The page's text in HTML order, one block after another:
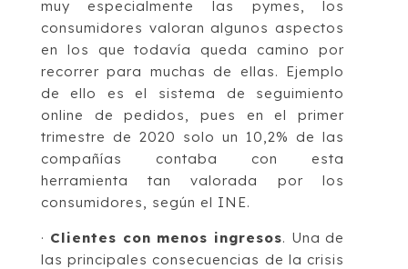
muy especialmente las pymes, los
consumidores valoran algunos aspectos
en los que todavía queda camino por
recorrer para muchas de ellas. Ejemplo
de ello es el sistema de seguimiento
online de pedidos, pues en el primer
trimestre de 2020 solo un 10,2% de las
compañías contaba con esta
herramienta tan valorada por los
consumidores, según el INE.
· Clientes con menos ingresos. Una de
las principales consecuencias de la crisis